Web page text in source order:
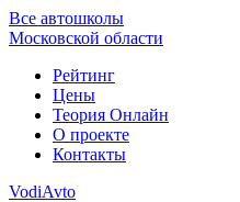
Все автошколы
Московской области
Рейтинг
Цены
Теория Онлайн
О проекте
Контакты
VodiAvto